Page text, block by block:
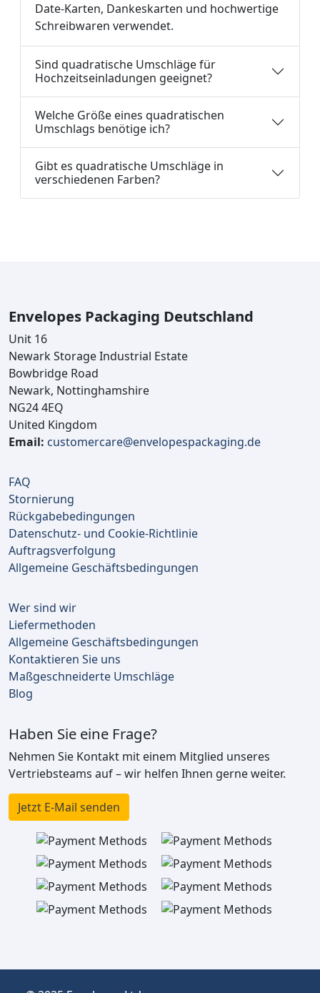
Date-Karten, Dankeskarten und hochwertige
Schreibwaren verwendet.
Sind quadratische Umschläge für
Hochzeitseinladungen geeignet?
Welche Größe eines quadratischen
Umschlags benötige ich?
Gibt es quadratische Umschläge in
verschiedenen Farben?
Envelopes Packaging Deutschland
Unit 16
Newark Storage Industrial Estate
Bowbridge Road
Newark, Nottinghamshire
NG24 4EQ
United Kingdom
Email: customercare@envelopespackaging.de
FAQ
Stornierung
Rückgabebedingungen
Datenschutz- und Cookie-Richtlinie
Auftragsverfolgung
Allgemeine Geschäftsbedingungen
Wer sind wir
Liefermethoden
Allgemeine Geschäftsbedingungen
Kontaktieren Sie uns
Maßgeschneiderte Umschläge
Blog
Haben Sie eine Frage?
Nehmen Sie Kontakt mit einem Mitglied unseres
Vertriebsteams auf – wir helfen Ihnen gerne weiter.
Jetzt E-Mail senden